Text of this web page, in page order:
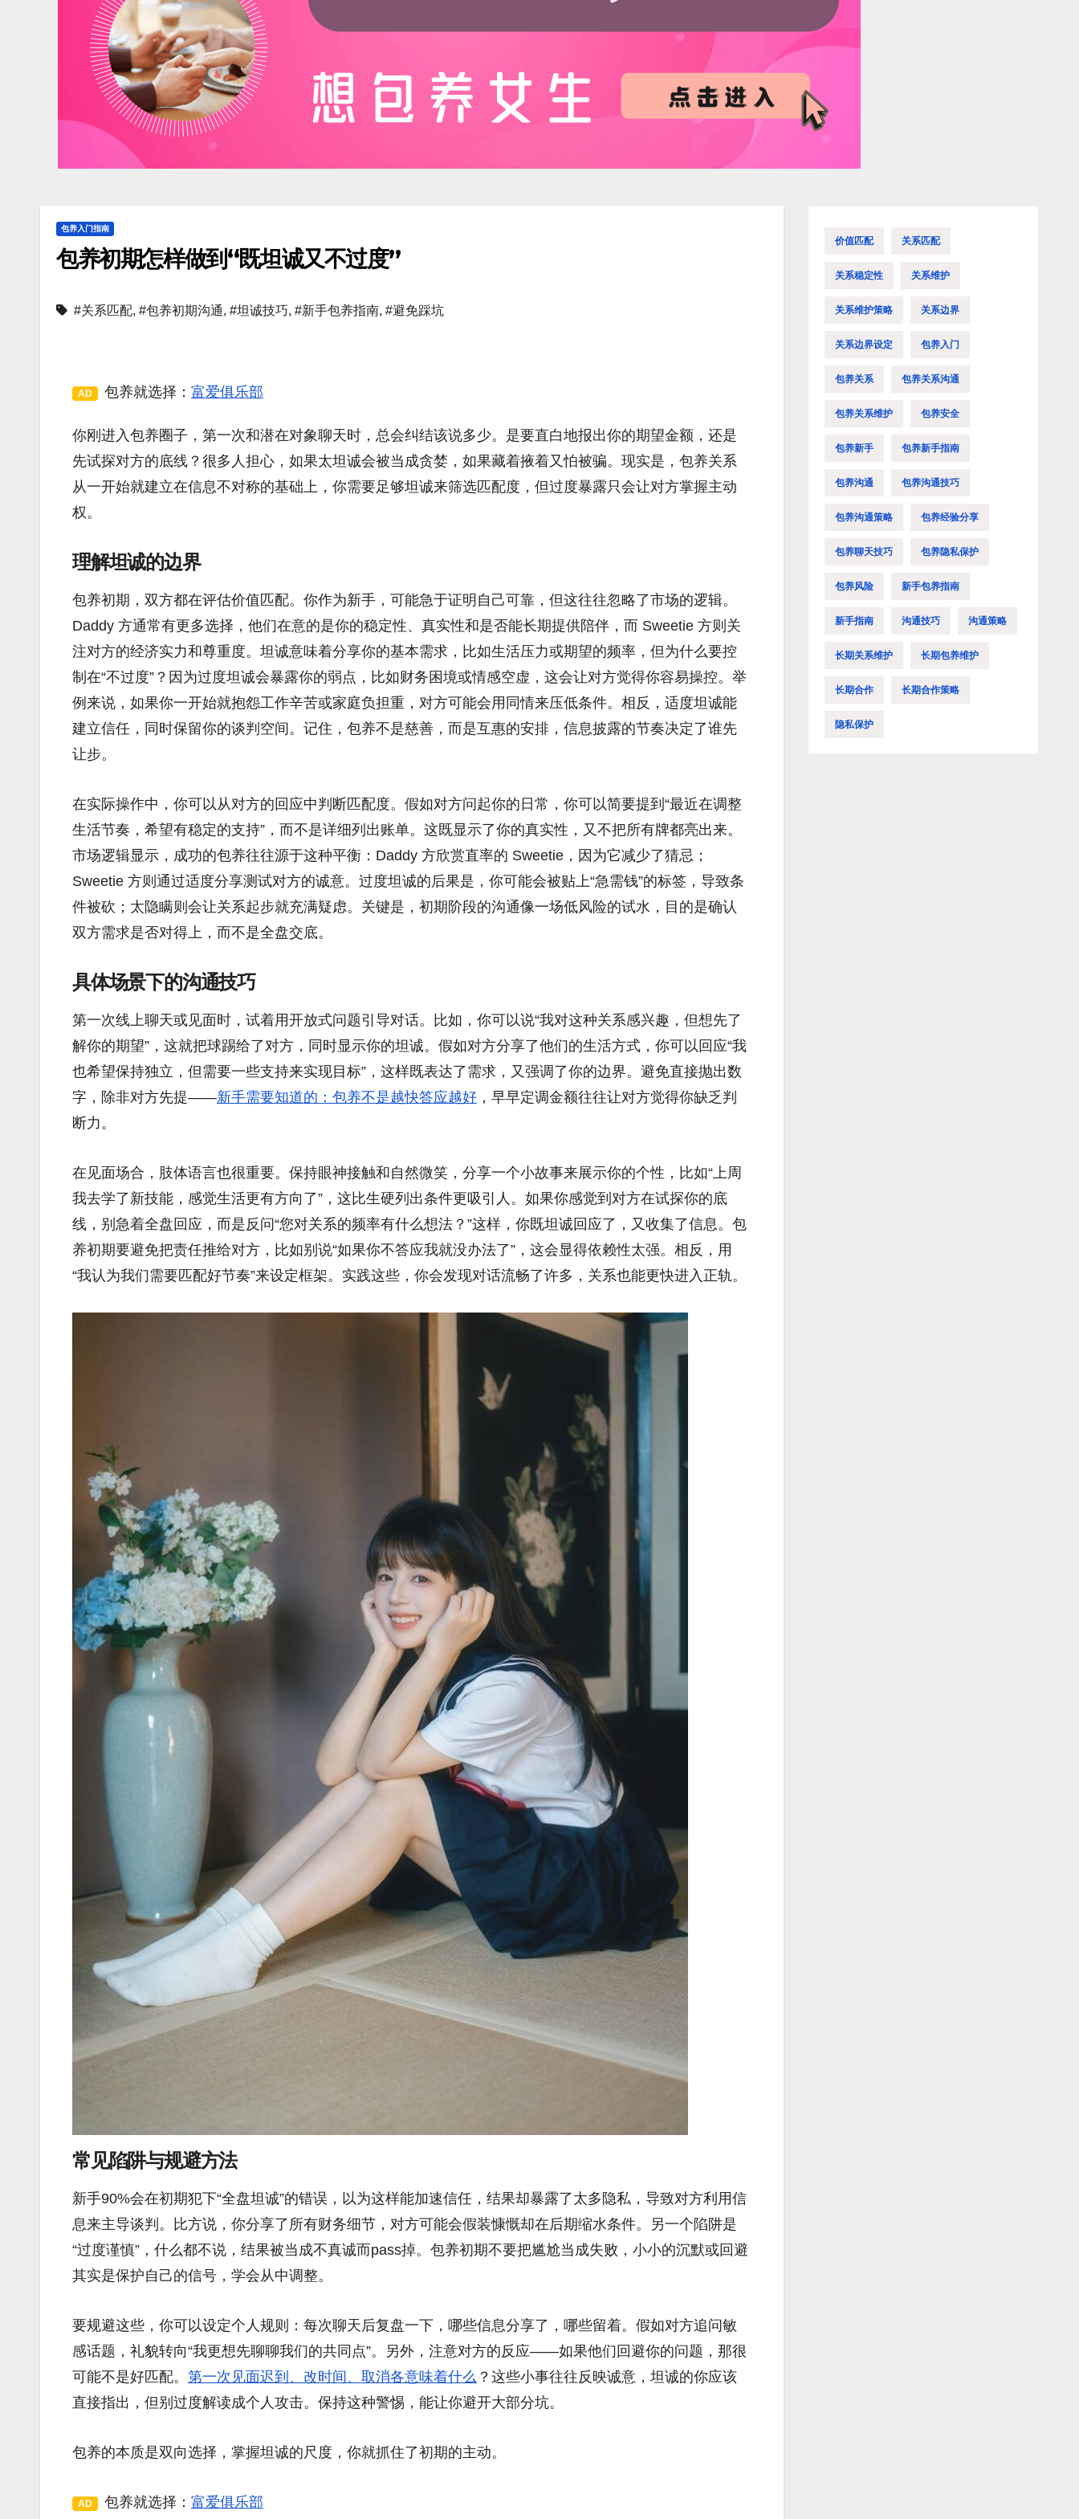
包养入门指南
包养初期怎样做到“既坦诚又不过度”
#关系匹配, #包养初期沟通, #坦诚技巧, #新手包养指南, #避免踩坑
AD 包养就选择： 富爱俱乐部
你刚进入包养圈子，第一次和潜在对象聊天时，总会纠结该说多少。是要直白地报出你的期望金额，还是
先试探对方的底线？很多人担心，如果太坦诚会被当成贪婪，如果藏着掖着又怕被骗。现实是，包养关系
从一开始就建立在信息不对称的基础上，你需要足够坦诚来筛选匹配度，但过度暴露只会让对方掌握主动
权。
理解坦诚的边界
包养初期，双方都在评估价值匹配。你作为新手，可能急于证明自己可靠，但这往往忽略了市场的逻辑。
Daddy 方通常有更多选择，他们在意的是你的稳定性、真实性和是否能长期提供陪伴，而 Sweetie 方则关
注对方的经济实力和尊重度。坦诚意味着分享你的基本需求，比如生活压力或期望的频率，但为什么要控
制在“不过度”？因为过度坦诚会暴露你的弱点，比如财务困境或情感空虚，这会让对方觉得你容易操控。举
例来说，如果你一开始就抱怨工作辛苦或家庭负担重，对方可能会用同情来压低条件。相反，适度坦诚能
建立信任，同时保留你的谈判空间。记住，包养不是慈善，而是互惠的安排，信息披露的节奏决定了谁先
让步。
在实际操作中，你可以从对方的回应中判断匹配度。假如对方问起你的日常，你可以简要提到“最近在调整
生活节奏，希望有稳定的支持”，而不是详细列出账单。这既显示了你的真实性，又不把所有牌都亮出来。
市场逻辑显示，成功的包养往往源于这种平衡：Daddy 方欣赏直率的 Sweetie，因为它减少了猜忌；
Sweetie 方则通过适度分享测试对方的诚意。过度坦诚的后果是，你可能会被贴上“急需钱”的标签，导致条
件被砍；太隐瞒则会让关系起步就充满疑虑。关键是，初期阶段的沟通像一场低风险的试水，目的是确认
双方需求是否对得上，而不是全盘交底。
具体场景下的沟通技巧
第一次线上聊天或见面时，试着用开放式问题引导对话。比如，你可以说“我对这种关系感兴趣，但想先了
解你的期望”，这就把球踢给了对方，同时显示你的坦诚。假如对方分享了他们的生活方式，你可以回应“我
也希望保持独立，但需要一些支持来实现目标”，这样既表达了需求，又强调了你的边界。避免直接抛出数
字，除非对方先提——新手需要知道的：包养不是越快答应越好 ，早早定调金额往往让对方觉得你缺乏判
断力。
在见面场合，肢体语言也很重要。保持眼神接触和自然微笑，分享一个小故事来展示你的个性，比如“上周
我去学了新技能，感觉生活更有方向了”，这比生硬列出条件更吸引人。如果你感觉到对方在试探你的底
线，别急着全盘回应，而是反问“您对关系的频率有什么想法？”这样，你既坦诚回应了，又收集了信息。包
养初期要避免把责任推给对方，比如别说“如果你不答应我就没办法了”，这会显得依赖性太强。相反，用
“我认为我们需要匹配好节奏”来设定框架。实践这些，你会发现对话流畅了许多，关系也能更快进入正轨。
常见陷阱与规避方法
新手90%会在初期犯下“全盘坦诚”的错误，以为这样能加速信任，结果却暴露了太多隐私，导致对方利用信
息来主导谈判。比方说，你分享了所有财务细节，对方可能会假装慷慨却在后期缩水条件。另一个陷阱是
“过度谨慎”，什么都不说，结果被当成不真诚而pass掉。包养初期不要把尴尬当成失败，小小的沉默或回避
其实是保护自己的信号，学会从中调整。
要规避这些，你可以设定个人规则：每次聊天后复盘一下，哪些信息分享了，哪些留着。假如对方追问敏
感话题，礼貌转向“我更想先聊聊我们的共同点”。另外，注意对方的反应——如果他们回避你的问题，那很
可能不是好匹配。 第一次见面迟到、改时间、取消各意味着什么 ？这些小事往往反映诚意，坦诚的你应该
直接指出，但别过度解读成个人攻击。保持这种警惕，能让你避开大部分坑。
包养的本质是双向选择，掌握坦诚的尺度，你就抓住了初期的主动。
AD 包养就选择： 富爱俱乐部
价值匹配 关系匹配
关系稳定性 关系维护
关系维护策略 关系边界
关系边界设定 包养入门
包养关系 包养关系沟通
包养关系维护 包养安全
包养新手 包养新手指南
包养沟通 包养沟通技巧
包养沟通策略 包养经验分享
包养聊天技巧 包养隐私保护
包养风险 新手包养指南
新手指南 沟通技巧 沟通策略
长期关系维护 长期包养维护
长期合作 长期合作策略
隐私保护